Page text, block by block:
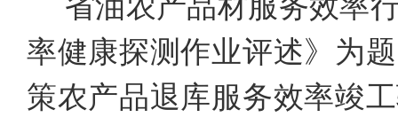
省油农产品材服务效率
率健康探测作业评述》为
策农产品退库服务效率竣